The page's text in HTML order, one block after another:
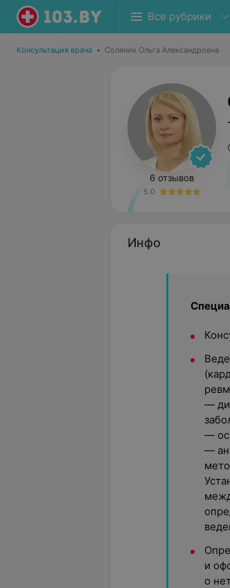
Все рубрики
Консультация врача • Соляник Ольга Александровна
6 отзывов
5.0
Инфо
—
—
—
и
о